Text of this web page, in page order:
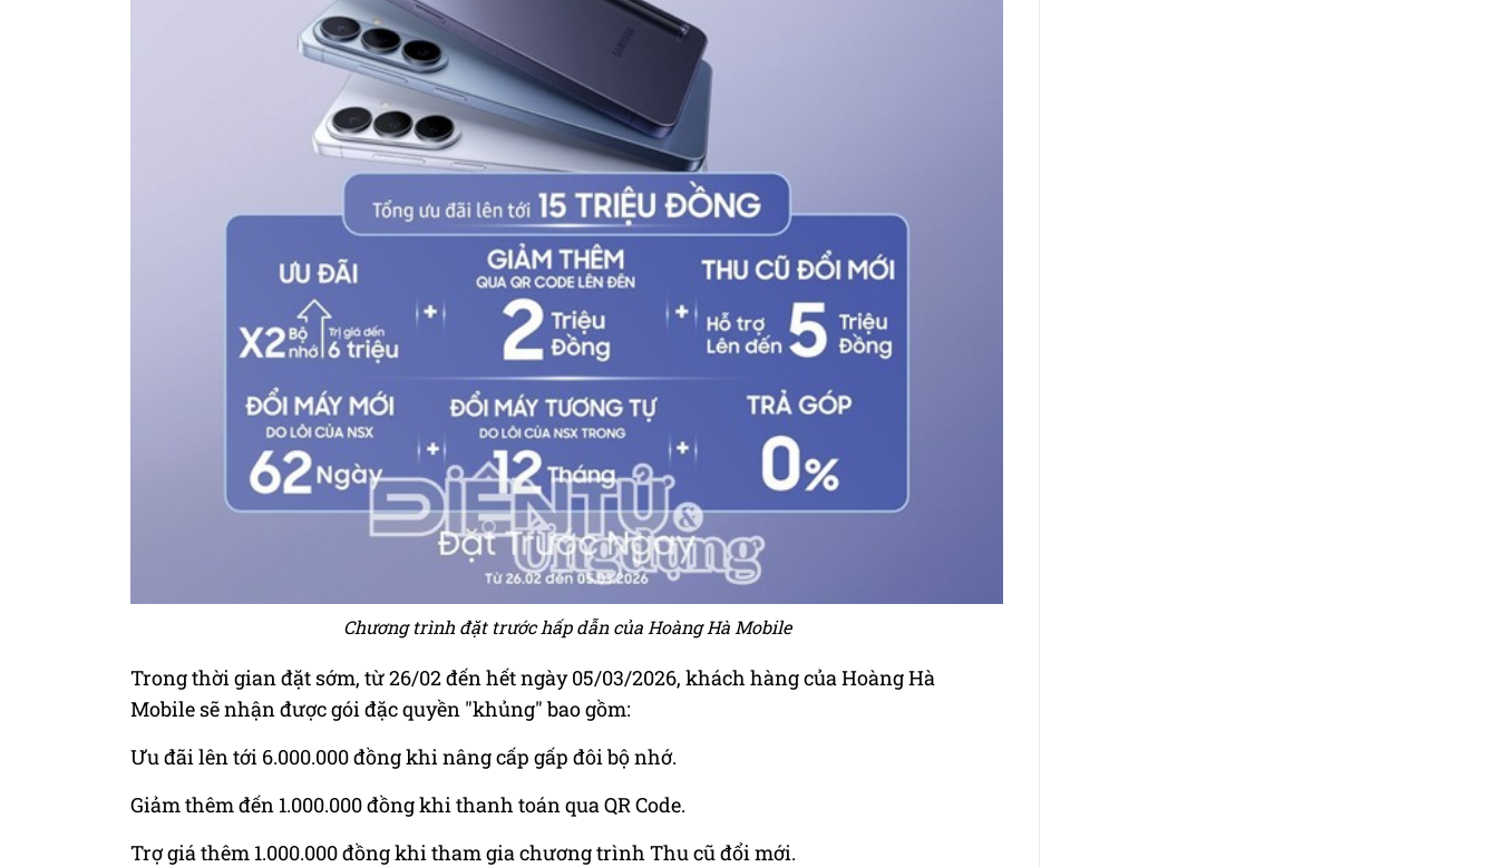
Chương trình đặt trước hấp dẫn của Hoàng Hà Mobile
Trong thời gian đặt sớm, từ 26/02 đến hết ngày 05/03/2026, khách hàng của Hoàng Hà
Mobile sẽ nhận được gói đặc quyền "khủng" bao gồm:
Ưu đãi lên tới 6.000.000 đồng khi nâng cấp gấp đôi bộ nhớ.
Giảm thêm đến 1.000.000 đồng khi thanh toán qua QR Code.
Trợ giá thêm 1.000.000 đồng khi tham gia chương trình Thu cũ đổi mới.